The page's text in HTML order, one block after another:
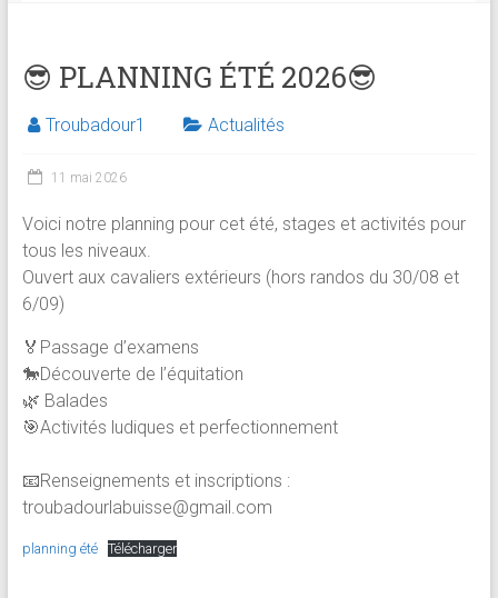
😎 PLANNING ÉTÉ 2026😎
Troubadour1 Actualités
11 mai 2026
Voici notre planning pour cet été, stages et activités pour
tous les niveaux.
Ouvert aux cavaliers extérieurs (hors randos du 30/08 et
6/09)
🏅Passage d’examens
🐎Découverte de l’équitation
🌿 Balades
🎯Activités ludiques et perfectionnement
📧Renseignements et inscriptions :
troubadourlabuisse@gmail.com
planning été Télécharger